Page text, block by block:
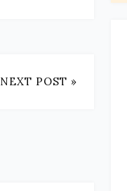
NEXT POST »